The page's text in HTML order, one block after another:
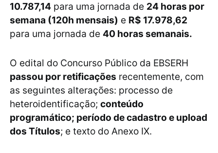
10.787,14 para uma jornada de 24 horas por
semana (120h mensais) e R$ 17.978,62
para uma jornada de 40 horas semanais.
O edital do Concurso Público da EBSERH
passou por retificações recentemente, com
as seguintes alterações: processo de
heteroidentificação; conteúdo
programático; período de cadastro e upload
dos Títulos; e texto do Anexo IX.